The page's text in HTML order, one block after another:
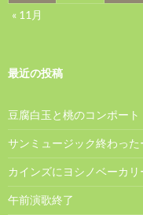
« 11月
最近の投稿
豆腐白玉と桃のコンポート
サンミュージック終わった
カインズにヨシノベーカ
午前演歌終了